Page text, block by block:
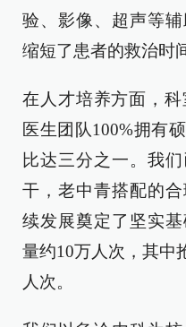
验、影像、超声等
缩短了患者的救治时
在人才培养方面，科
医生团队100%拥有
比达三分之一。我
干，老中青搭配的
续发展奠定了坚实
量约10万人次，其中
人次。